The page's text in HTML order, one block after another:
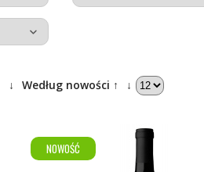
↓ Według nowości ↑ ↓
NOWOŚĆ